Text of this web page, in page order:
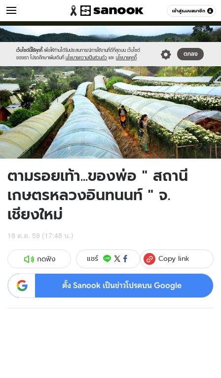
เข้าสู่ระบบสมาชิก
เที่ยว-กิน หมวดอื่นๆ
เว็บไซต์นี้ใช้คุกกี้ เพื่อให้ท่านได้รับประสบการณ์การใช้งานที่ดีที่สุดบน เว็บไซต์
ของเรา โปรดศึกษาเพิ่มเติมที่ นโยบายความเป็นส่วนตัว และ นโยบายคุกกี้
ตกลง
Sanook
//s.isanook.com/sr/0/images/logo-
new-
sanook.png
600
60
//s.isanook.com/tr/0/ud/280/1400995/intranon.jpg
ตามรอยเท้า...ของพ่อ " สถานี
เกษตรหลวงอินทนนท์ " จ.
เชียงใหม่
18 ต.ค. 59 (17:48 น.)
กดฟัง แชร์ Copy link
ตั้ง Sanook เป็นข่าวโปรดบน Google